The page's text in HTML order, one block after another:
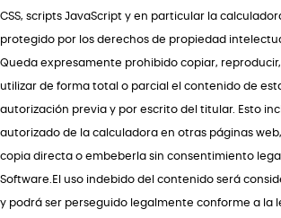
CSS, scripts JavaScript y en particular la
protegido por los derechos de propiedad
Queda expresamente prohibido copiar,
utilizar de forma total o parcial el contenido de
autorización previa y por escrito del titular. Esto
autorizado de la calculadora en otras páginas
copia directa o embeberla sin consentimiento
Software.El uso indebido del contenido será
y podrá ser perseguido legalmente conforme a la